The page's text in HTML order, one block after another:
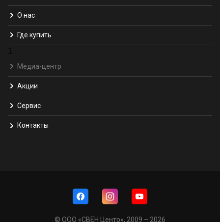
О нас
Где купить
1
Медиа-центр
Акции
Сервис
Контакты
© ООО «СВЕН Центр», 2009 – 2026